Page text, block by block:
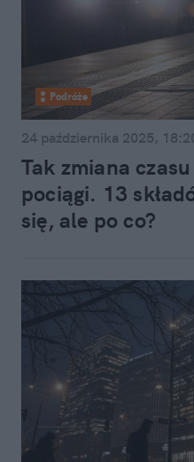
Podróże
24 października 2025,
Tak zmiana
pociągi. 13
się, ale po co?